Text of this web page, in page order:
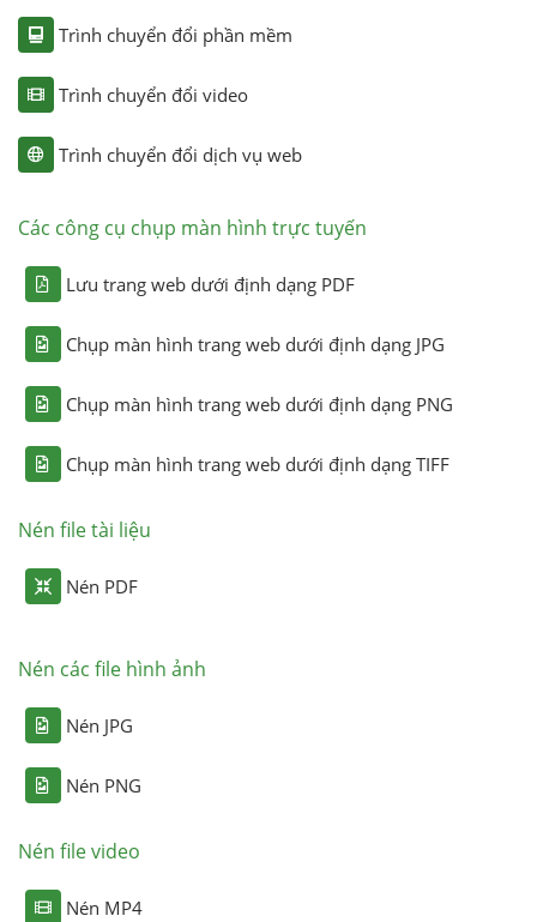
Trình chuyển đổi phần mềm
Trình chuyển đổi video
Trình chuyển đổi dịch vụ web
Các công cụ chụp màn hình trực tuyến
Lưu trang web dưới định dạng PDF
Chụp màn hình trang web dưới định dạng JPG
Chụp màn hình trang web dưới định dạng PNG
Chụp màn hình trang web dưới định dạng TIFF
Nén file tài liệu
Nén PDF
Nén các file hình ảnh
Nén JPG
Nén PNG
Nén file video
Nén MP4